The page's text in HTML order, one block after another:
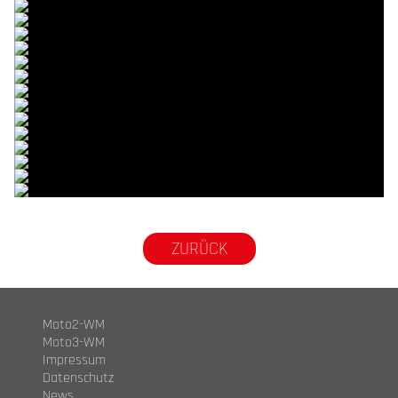
© R.Lekl
© R.Lekl
© R.Lekl
© R.Lekl
© R.Lekl
© R.Lekl
© R.Lekl
© R.Lekl
© R.Lekl
© R.Lekl
© R.Lekl
© R.Lekl
© R.Lekl
© R.Lekl
ZURÜCK
Moto2-WM
Moto3-WM
Impressum
Datenschutz